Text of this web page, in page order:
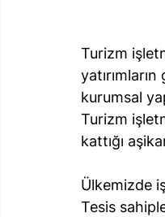
Turizm
kurumsal
Turizm
kattığı
Ülkemizde
Tesis